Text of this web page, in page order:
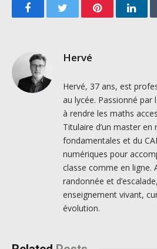
FacebookTwitter Pinterest
Hervé
Hervé, 37 ans, est
au lycée. Passionné par
à rendre les maths
Titulaire d’un master
fondamentales et du
numériques pour
classe comme en ligne.
randonnée et
enseignement vivant,
évolution.